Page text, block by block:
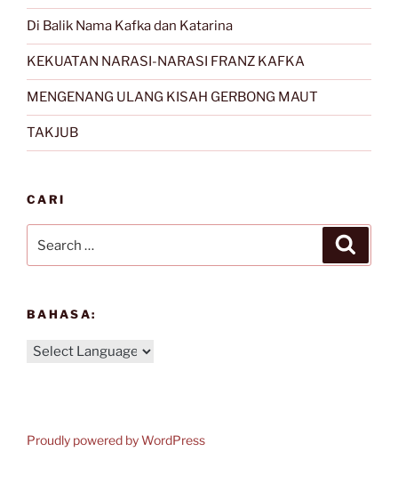
Di Balik Nama Kafka dan Katarina
KEKUATAN NARASI-NARASI FRANZ KAFKA
MENGENANG ULANG KISAH GERBONG MAUT
TAKJUB
CARI
for:
BAHASA:
Proudly powered by WordPress